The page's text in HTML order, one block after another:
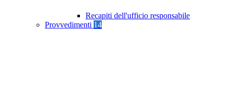
Recapiti dell'ufficio responsabile
Provvedimenti 14